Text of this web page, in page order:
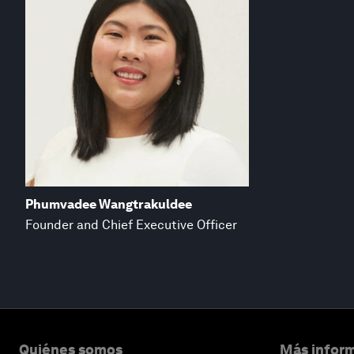
Phumvadee Wangtrakuldee
Founder and Chief Executive Officer
Quiénes somos Más